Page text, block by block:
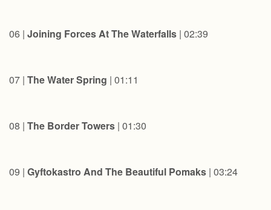
06 | Joining Forces At The Waterfalls | 02:39
07 | The Water Spring | 01:11
08 | The Border Towers | 01:30
09 | Gyftokastro And The Beautiful Pomaks | 03:24